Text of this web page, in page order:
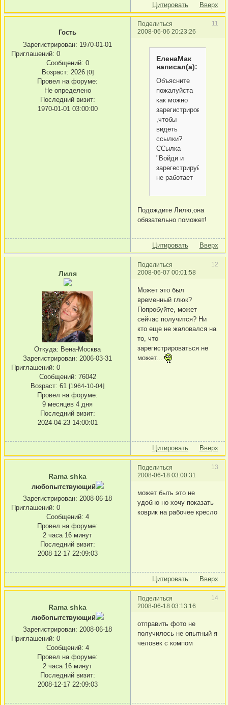
Цитировать Вверх
Поделиться
11
2008-06-06 20:23:26
Гость
Зарегистрирован: 1970-01-01
Приглашений: 0
Сообщений: 0
Возраст: 2026 [0]
Провел на форуме:
Не определено
Последний визит:
1970-01-01 03:00:00
ЕленаМак
написал(а):
Объясните
пожалуйста
как можно
зарегистрироваться
,чтобы
видеть
ссылки?
ССылка
"Войди и
зарегестрируйся"
не работает
Подождите Лилю,она
обязательно поможет!
Цитировать Вверх
Поделиться
12
2008-06-07 00:01:58
Лиля
Откуда: Вена-Москва
Зарегистрирован: 2006-03-31
Приглашений: 0
Сообщений: 76042
Возраст: 61 [1964-10-04]
Провел на форуме:
9 месяцев 4 дня
Последний визит:
2024-04-23 14:00:01
Может это был
временный глюк?
Попробуйте, может
сейчас получится? Ни
кто еще не жаловался на
то, что
зарегистрироваться не
может...
Цитировать Вверх
Поделиться
13
2008-06-18 03:00:31
Rama shka
любопытствующий
Зарегистрирован: 2008-06-18
Приглашений: 0
Сообщений: 4
Провел на форуме:
2 часа 16 минут
Последний визит:
2008-12-17 22:09:03
может быть это не
удобно но хочу показать
коврик на рабочее кресло
Цитировать Вверх
Поделиться
14
2008-06-18 03:13:16
Rama shka
любопытствующий
Зарегистрирован: 2008-06-18
Приглашений: 0
Сообщений: 4
Провел на форуме:
2 часа 16 минут
Последний визит:
2008-12-17 22:09:03
отправить фото не
получилось не опытный я
человек с компом